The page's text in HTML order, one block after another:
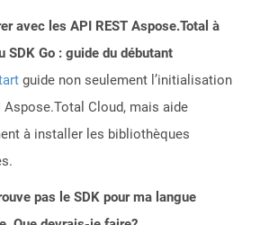
avec les API REST Aspose.Total à
SDK Go : guide du débutant
guide non seulement l’initialisation
Aspose.Total Cloud, mais aide
à installer les bibliothèques
pas le SDK pour ma langue